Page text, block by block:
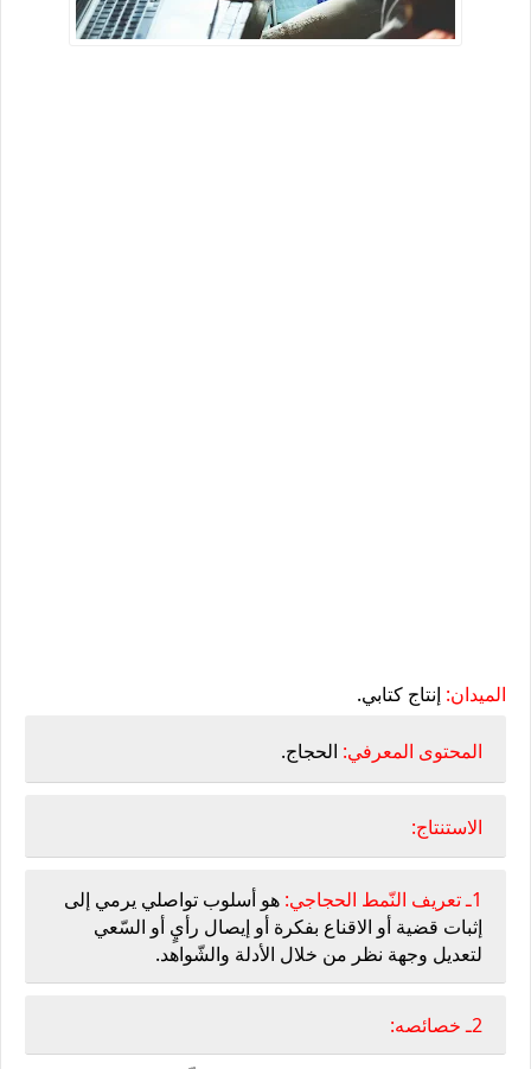
الميدان: إنتاج كتابي.
المحتوى المعرفي: الحجاج.
الاستنتاج:
1ـ تعريف النّمط الحجاجي:
هو أسلوب تواصلي يرمي إلى
إثبات قضية أو الاقناع بفكرة أو إيصال رأيٍ أو السّعي
لتعديل وجهة نظر من خلال الأدلة والشّواهد.
2ـ خصائصه: